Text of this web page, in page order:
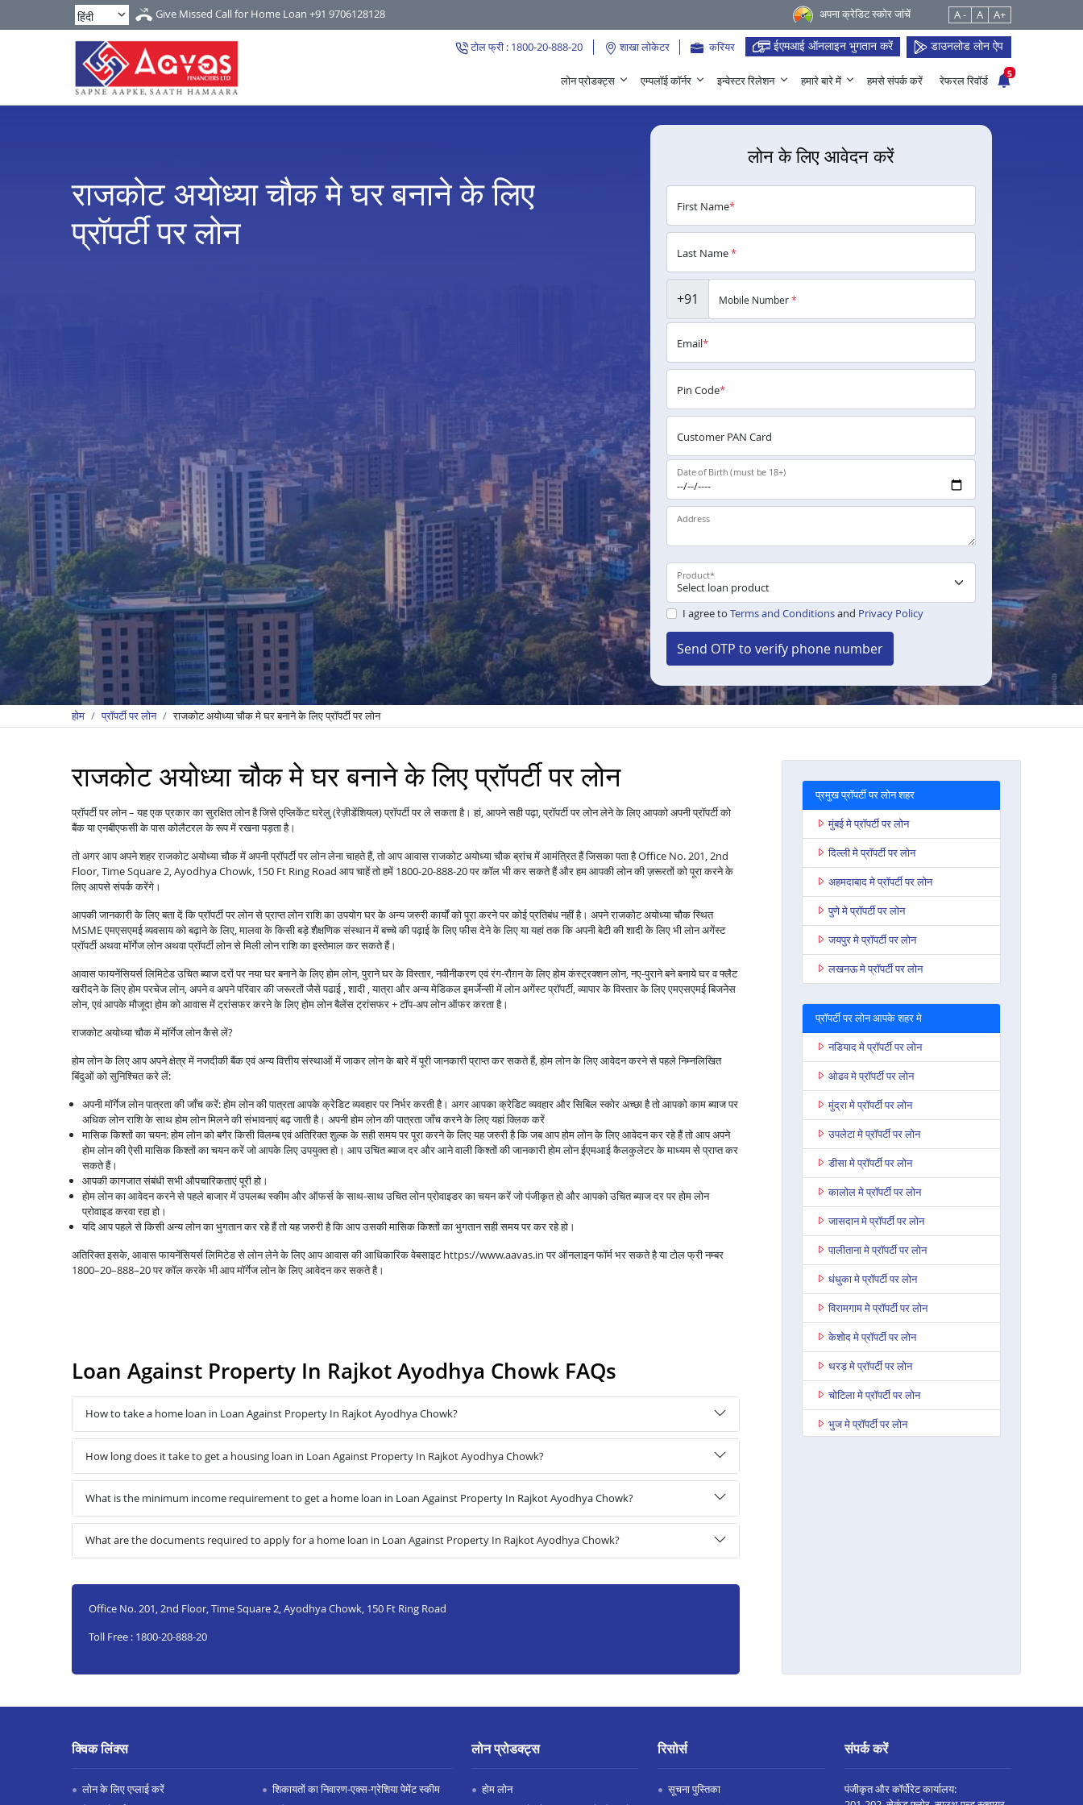
Give Missed Call for Home Loan +91 9706128128 अपना क्रेडिट स्कोर जांचें A - A A+
टोल फ्री : 1800-20-888-20 शाखा लोकेटर करियर ईएमआई ऑनलाइन भुगतान करें डाउनलोड लोन ऐप
लोन प्रोडक्ट्स एम्पलॉई कॉर्नर इन्वेस्टर रिलेशन हमारे बारे में हमसे संपर्क करें रेफरल रिवॉर्ड
5
राजकोट अयोध्या चौक मे घर बनाने के लिए
प्रॉपर्टी पर लोन
लोन के लिए आवेदन करें
First Name*
Last Name*
+91 Mobile Number*
Email*
Pin Code*
Customer PAN Card
Date of Birth (must be 18+)
Address
Product*
I agree to Terms and Conditionsand Privacy Policy
Send OTP to verify phone number
होम प्रॉपर्टी पर लोन राजकोट अयोध्या चौक मे घर बनाने के लिए प्रॉपर्टी पर लोन
राजकोट अयोध्या चौक मे घर बनाने के लिए प्रॉपर्टी पर लोन
प्रॉपर्टी पर लोन – यह एक प्रकार का सुरक्षित लोन है जिसे एप्लिकेंट घरेलु (रेज़ीडेंशियल) प्रॉपर्टी पर ले सकता है। हां, आपने सही पढ़ा, प्रॉपर्टी पर लोन लेने के लिए आपको अपनी प्रॉपर्टी को
बैंक या एनबीएफसी के पास कोलैटरल के रूप में रखना पड़ता है।
तो अगर आप अपने शहर राजकोट अयोध्या चौक में अपनी प्रॉपर्टी पर लोन लेना चाहते हैं, तो आप आवास राजकोट अयोध्या चौक ब्रांच में आमंत्रित हैं जिसका पता है Office No. 201, 2nd
Floor, Time Square 2, Ayodhya Chowk, 150 Ft Ring Road आप चाहें तो हमें 1800-20-888-20 पर कॉल भी कर सकते हैं और हम आपकी लोन की ज़रूरतों को पूरा करने के
लिए आपसे संपर्क करेंगे।
आपकी जानकारी के लिए बता दें कि प्रॉपर्टी पर लोन से प्राप्त लोन राशि का उपयोग घर के अन्य जरुरी कार्यों को पूरा करने पर कोई प्रतिबंध नहीं है। अपने राजकोट अयोध्या चौक स्थित
MSME एमएसएमई व्यवसाय को बढ़ाने के लिए, मालवा के किसी बड़े शैक्षणिक संस्थान में बच्चे की पढ़ाई के लिए फीस देने के लिए या यहां तक कि अपनी बेटी की शादी के लिए भी लोन अगेंस्ट
प्रॉपर्टी अथवा मॉर्गेज लोन अथवा प्रॉपर्टी लोन से मिली लोन राशि का इस्तेमाल कर सकते हैं।
आवास फायनेंसियर्स लिमिटेड उचित ब्याज दरों पर नया घर बनाने के लिए होम लोन, पुराने घर के विस्तार, नवीनीकरण एवं रंग-रौग़न के लिए होम कंस्ट्रक्शन लोन, नए-पुराने बने बनाये घर व फ्लैट
खरीदने के लिए होम परचेज लोन, अपने व अपने परिवार की जरूरतों जैसे पढाई , शादी , यात्रा और अन्य मेडिकल इमर्जेन्सी में लोन अगेंस्ट प्रॉपर्टी, व्यापार के विस्तार के लिए एमएसएमई बिजनेस
लोन, एवं आपके मौजूदा होम को आवास में ट्रांसफर करने के लिए होम लोन बैलेंस ट्रांसफर + टॉप-अप लोन ऑफर करता है।
राजकोट अयोध्या चौक में मॉर्गेज लोन कैसे लें?
होम लोन के लिए आप अपने क्षेत्र में नजदीकी बैंक एवं अन्य वित्तीय संस्थाओं में जाकर लोन के बारे में पूरी जानकारी प्राप्त कर सकते हैं, होम लोन के लिए आवेदन करने से पहले निम्नलिखित
बिंदुओं को सुनिश्चित करे लें:
अपनी मॉर्गेज लोन पात्रता की जाँच करें: होम लोन की पात्रता आपके क्रेडिट व्यवहार पर निर्भर करती है। अगर आपका क्रेडिट व्यवहार और सिबिल स्कोर अच्छा है तो आपको काम ब्याज पर
अधिक लोन राशि के साथ होम लोन मिलने की संभावनाएं बढ़ जाती है। अपनी होम लोन की पात्रता जाँच करने के लिए यहां क्लिक करें
मासिक किश्तों का चयन: होम लोन को बगैर किसी विलम्ब एवं अतिरिक्त शुल्क के सही समय पर पूरा करने के लिए यह जरुरी है कि जब आप होम लोन के लिए आवेदन कर रहे हैं तो आप अपने
होम लोन की ऐसी मासिक किश्तों का चयन करें जो आपके लिए उपयुक्त हो। आप उचित ब्याज दर और आने वाली किश्तों की जानकारी होम लोन ईएमआई कैलकुलेटर के माध्यम से प्राप्त कर
सकते हैं।
आपकी कागजात संबंधी सभी औपचारिकताएं पूरी हो।
होम लोन का आवेदन करने से पहले बाजार में उपलब्ध स्कीम और ऑफर्स के साथ-साथ उचित लोन प्रोवाइडर का चयन करें जो पंजीकृत हो और आपको उचित ब्याज दर पर होम लोन
प्रोवाइड करवा रहा हो।
यदि आप पहले से किसी अन्य लोन का भुगतान कर रहे हैं तो यह जरुरी है कि आप उसकी मासिक किश्तों का भुगतान सही समय पर कर रहे हो।
अतिरिक्त इसके, आवास फायनेंसियर्स लिमिटेड से लोन लेने के लिए आप आवास की आधिकारिक वेबसाइट https://www.aavas.in पर ऑनलाइन फॉर्म भर सकते है या टोल फ्री नम्बर
1800–20–888–20 पर कॉल करके भी आप मॉर्गेज लोन के लिए आवेदन कर सकते है।
Loan Against Property In Rajkot Ayodhya Chowk FAQs
How to take a home loan in Loan Against Property In Rajkot Ayodhya Chowk?
How long does it take to get a housing loan in Loan Against Property In Rajkot Ayodhya Chowk?
What is the minimum income requirement to get a home loan in Loan Against Property In Rajkot Ayodhya Chowk?
What are the documents required to apply for a home loan in Loan Against Property In Rajkot Ayodhya Chowk?
Office No. 201, 2nd Floor, Time Square 2, Ayodhya Chowk, 150 Ft Ring Road
Toll Free : 1800-20-888-20
प्रमुख प्रॉपर्टी पर लोन शहर
मुंबई मे प्रॉपर्टी पर लोन
दिल्ली मे प्रॉपर्टी पर लोन
अहमदाबाद मे प्रॉपर्टी पर लोन
पुणे मे प्रॉपर्टी पर लोन
जयपुर मे प्रॉपर्टी पर लोन
लखनऊ मे प्रॉपर्टी पर लोन
प्रॉपर्टी पर लोन आपके शहर मे
नडियाद मे प्रॉपर्टी पर लोन
ओढव मे प्रॉपर्टी पर लोन
मुंद्रा मे प्रॉपर्टी पर लोन
उपलेटा मे प्रॉपर्टी पर लोन
डीसा मे प्रॉपर्टी पर लोन
कालोल मे प्रॉपर्टी पर लोन
जासदान मे प्रॉपर्टी पर लोन
पालीताना मे प्रॉपर्टी पर लोन
धंधुका मे प्रॉपर्टी पर लोन
विरामगाम मे प्रॉपर्टी पर लोन
केशोद मे प्रॉपर्टी पर लोन
थरड़ मे प्रॉपर्टी पर लोन
चोटिला मे प्रॉपर्टी पर लोन
भुज मे प्रॉपर्टी पर लोन
वडोदरा-वाघोडिया रोड मे प्रॉपर्टी पर लोन
वेरावल मे प्रॉपर्टी पर लोन
क्विक लिंक्स
लोन के लिए एप्लाई करें
शिकायतों का निवारण-एक्स-ग्रेशिया पेमेंट स्कीम
लोन प्रोडक्ट्स
होम लोन
रिसोर्स
सूचना पुस्तिका
संपर्क करें
पंजीकृत और कॉर्पोरेट कार्यालय: